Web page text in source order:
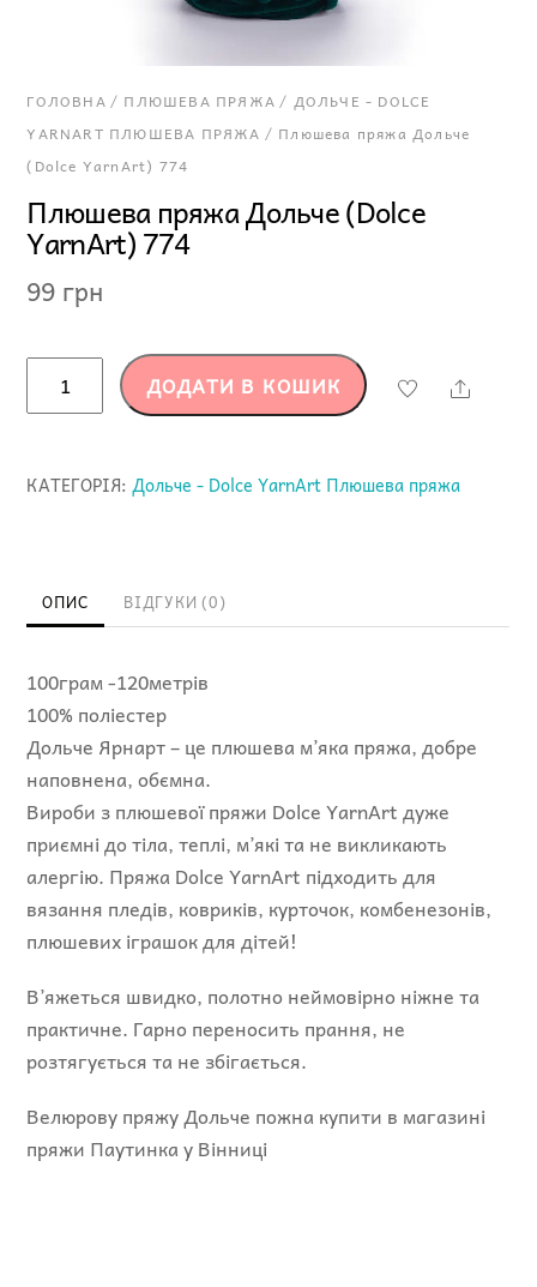
ГОЛОВНА/ ПЛЮШЕВА ПРЯЖА / ДОЛЬЧЕ - DOLCE
YARNART ПЛЮШЕВА ПРЯЖА / Плюшева пряжа Дольче
(Dolce YarnArt) 774
Плюшева пряжа Дольче (Dolce
YarnArt) 774
99 грн
пряжа
YarnArt)
ДОДАТИ В КОШИК Share
КАТЕГОРІЯ:Дольче - Dolce YarnArt Плюшева пряжа
ОПИС ВІДГУКИ (0)
100грам -120метрів
100% поліестер
Дольче Ярнарт – це плюшева м’яка пряжа, добре
наповнена, обємна.
Вироби з плюшевої пряжи Dolce YarnArt дуже
приємні до тіла, теплі, м’які та не викликають
алергію. Пряжа Dolce YarnArt підходить для
вязання пледів, ковриків, курточок, комбенезонів,
плюшевих іграшок для дітей!
В’яжеться швидко, полотно неймовірно ніжне та
практичне. Гарно переносить прання, не
розтягується та не збігається.
Велюрову пряжу Дольче пожна купити в магазині
пряжи Паутинка у Вінниці